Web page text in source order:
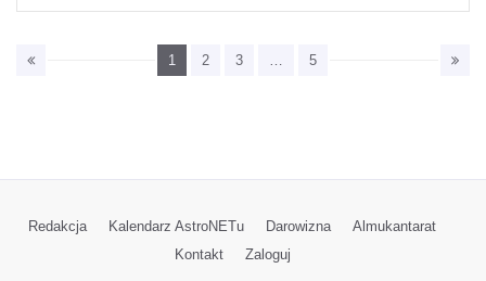
1 2 3 … 5
Redakcja Kalendarz AstroNETu Darowizna
Almukantarat
Kontakt
Zaloguj